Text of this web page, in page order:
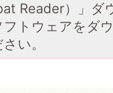
Reader）」ダ
フトウェアをダ
い。